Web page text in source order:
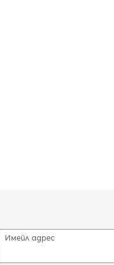
Имейл адрес